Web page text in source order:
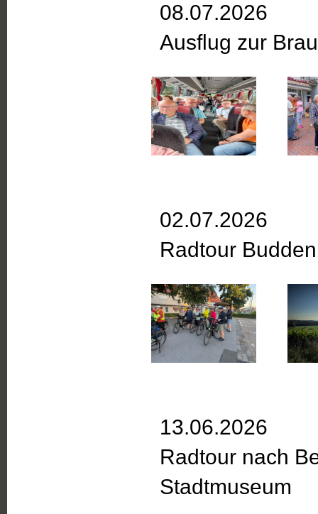
08.07.2026
Ausflug zur
02.07.2026
Radtour
13.06.2026
Radtour nach
Stadtmuseum